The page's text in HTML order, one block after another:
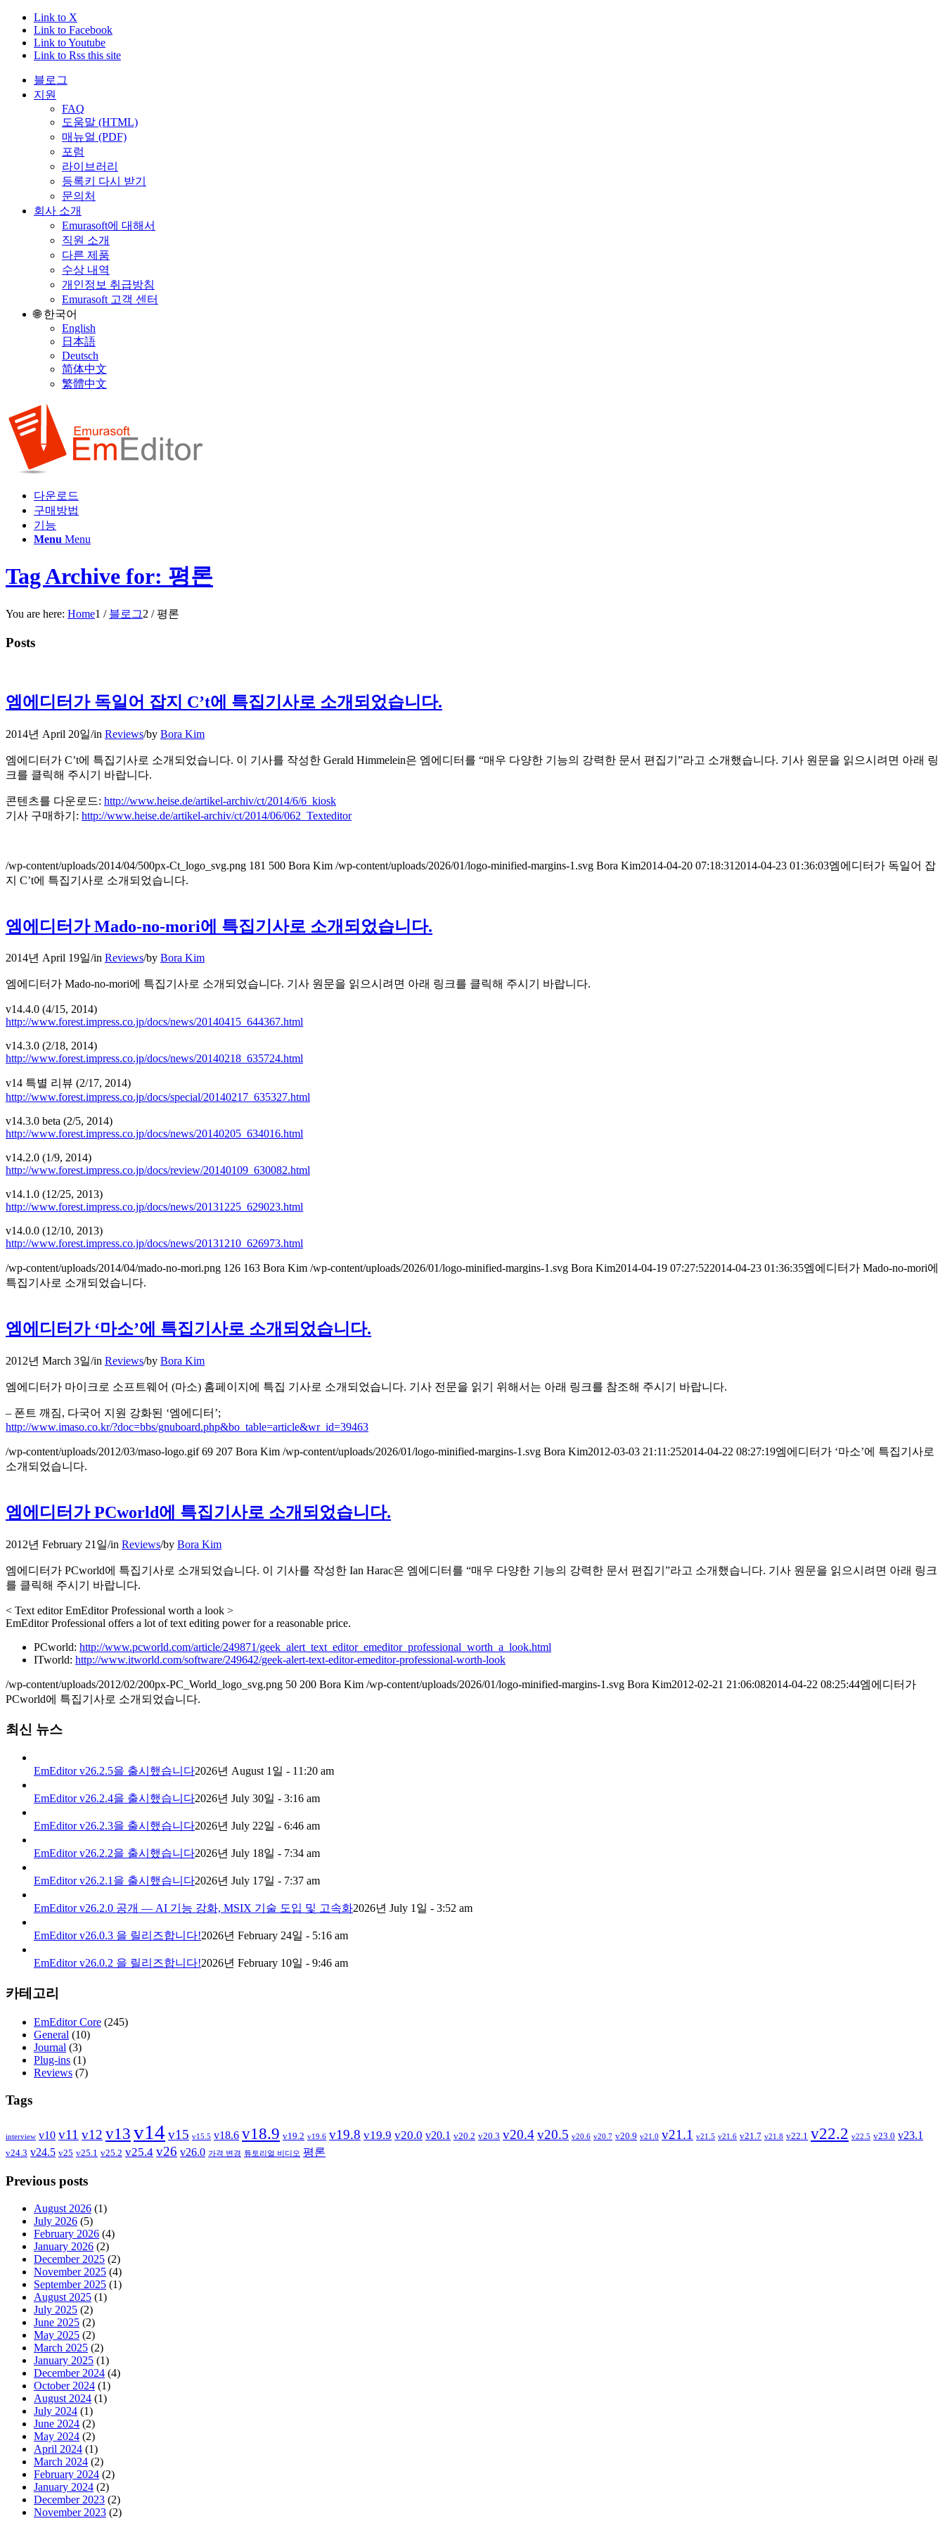
Link to X
Link to Facebook
Link to Youtube
Link to Rss this site
블로그
지원
FAQ
도움말 (HTML)
매뉴얼 (PDF)
포럼
라이브러리
등록키 다시 받기
문의처
회사 소개
Emurasoft에 대해서
직원 소개
다른 제품
수상 내역
개인정보 취급방침
Emurasoft 고객 센터
🌐 한국어
English
日本語
Deutsch
简体中文
繁體中文
다운로드
구매방법
기능
Menu Menu
Tag Archive for: 평론
You are here: Home1 / 블로그2 / 평론
Posts
엠에디터가 독일어 잡지 C’t에 특집기사로 소개되었습니다.
2014년 April 20일/in Reviews/by Bora Kim
엠에디터가 C’t에 특집기사로 소개되었습니다. 이 기사를 작성한 Gerald Himmelein은 엠에디터를 “매우 다양한 기능의 강력한 문서 편집기”라고 소개했습니다. 기사 원문을 읽으시려면 아래 링
크를 클릭해 주시기 바랍니다.
콘텐츠를 다운로드: http://www.heise.de/artikel-archiv/ct/2014/6/6_kiosk
기사 구매하기: http://www.heise.de/artikel-archiv/ct/2014/06/062_Texteditor
/wp-content/uploads/2014/04/500px-Ct_logo_svg.png 181 500 Bora Kim /wp-content/uploads/2026/01/logo-minified-margins-1.svg Bora Kim2014-04-20 07:18:31 2014-04-23 01:36:03엠에디터가 독일어 잡
지 C’t에 특집기사로 소개되었습니다.
엠에디터가 Mado-no-mori에 특집기사로 소개되었습니다.
2014년 April 19일/in Reviews/by Bora Kim
엠에디터가 Mado-no-mori에 특집기사로 소개되었습니다. 기사 원문을 읽으시려면 아래 링크를 클릭해 주시기 바랍니다.
v14.4.0 (4/15, 2014)
http://www.forest.impress.co.jp/docs/news/20140415_644367.html
v14.3.0 (2/18, 2014)
http://www.forest.impress.co.jp/docs/news/20140218_635724.html
v14 특별 리뷰 (2/17, 2014)
http://www.forest.impress.co.jp/docs/special/20140217_635327.html
v14.3.0 beta (2/5, 2014)
http://www.forest.impress.co.jp/docs/news/20140205_634016.html
v14.2.0 (1/9, 2014)
http://www.forest.impress.co.jp/docs/review/20140109_630082.html
v14.1.0 (12/25, 2013)
http://www.forest.impress.co.jp/docs/news/20131225_629023.html
v14.0.0 (12/10, 2013)
http://www.forest.impress.co.jp/docs/news/20131210_626973.html
/wp-content/uploads/2014/04/mado-no-mori.png 126 163 Bora Kim /wp-content/uploads/2026/01/logo-minified-margins-1.svg Bora Kim2014-04-19 07:27:522014-04-23 01:36:35엠에디터가 Mado-no-mori에
특집기사로 소개되었습니다.
엠에디터가 ‘마소’에 특집기사로 소개되었습니다.
2012년 March 3일/in Reviews/by Bora Kim
엠에디터가 마이크로 소프트웨어 (마소) 홈페이지에 특집 기사로 소개되었습니다. 기사 전문을 읽기 위해서는 아래 링크를 참조해 주시기 바랍니다.
– 폰트 깨짐, 다국어 지원 강화된 ‘엠에디터’;
http://www.imaso.co.kr/?doc=bbs/gnuboard.php&bo_table=article&wr_id=39463
/wp-content/uploads/2012/03/maso-logo.gif 69 207 Bora Kim /wp-content/uploads/2026/01/logo-minified-margins-1.svg Bora Kim2012-03-03 21:11:252014-04-22 08:27:19엠에디터가 ‘마소’에 특집기사로
소개되었습니다.
엠에디터가 PCworld에 특집기사로 소개되었습니다.
2012년 February 21일/in Reviews/by Bora Kim
엠에디터가 PCworld에 특집기사로 소개되었습니다. 이 기사를 작성한 Ian Harac은 엠에디터를 “매우 다양한 기능의 강력한 문서 편집기”라고 소개했습니다. 기사 원문을 읽으시려면 아래 링크
를 클릭해 주시기 바랍니다.
< Text editor EmEditor Professional worth a look >
EmEditor Professional offers a lot of text editing power for a reasonable price.
PCworld: http://www.pcworld.com/article/249871/geek_alert_text_editor_emeditor_professional_worth_a_look.html
ITworld: http://www.itworld.com/software/249642/geek-alert-text-editor-emeditor-professional-worth-look
/wp-content/uploads/2012/02/200px-PC_World_logo_svg.png 50 200 Bora Kim /wp-content/uploads/2026/01/logo-minified-margins-1.svg Bora Kim2012-02-21 21:06:082014-04-22 08:25:44엠에디터가
PCworld에 특집기사로 소개되었습니다.
최신 뉴스
EmEditor v26.2.5을 출시했습니다2026년 August 1일 - 11:20 am
EmEditor v26.2.4을 출시했습니다2026년 July 30일 - 3:16 am
EmEditor v26.2.3을 출시했습니다2026년 July 22일 - 6:46 am
EmEditor v26.2.2을 출시했습니다2026년 July 18일 - 7:34 am
EmEditor v26.2.1을 출시했습니다2026년 July 17일 - 7:37 am
EmEditor v26.2.0 공개 — AI 기능 강화, MSIX 기술 도입 및 고속화2026년 July 1일 - 3:52 am
EmEditor v26.0.3 을 릴리즈합니다!2026년 February 24일 - 5:16 am
EmEditor v26.0.2 을 릴리즈합니다!2026년 February 10일 - 9:46 am
카테고리
EmEditor Core (245)
General (10)
Journal (3)
Plug-ins (1)
Reviews (7)
Tags
interview v10 v11 v12 v13v14 v15 v15.5 v18.6 v18.9 v19.2 v19.6 v19.8 v19.9 v20.0 v20.1 v20.2 v20.3 v20.4v20.5 v20.6 v20.7 v20.9 v21.0 v21.1 v21.5 v21.6 v21.7 v21.8 v22.1 v22.2 v22.5 v23.0 v23.1
v24.3 v24.5 v25 v25.1 v25.2 v25.4 v26 v26.0 가격 변경 튜토리얼 비디오 평론
Previous posts
August 2026 (1)
July 2026 (5)
February 2026 (4)
January 2026 (2)
December 2025 (2)
November 2025 (4)
September 2025 (1)
August 2025 (1)
July 2025 (2)
June 2025 (2)
May 2025 (2)
March 2025 (2)
January 2025 (1)
December 2024 (4)
October 2024 (1)
August 2024 (1)
July 2024 (1)
June 2024 (2)
May 2024 (2)
April 2024 (1)
March 2024 (2)
February 2024 (2)
January 2024 (2)
December 2023 (2)
November 2023 (2)